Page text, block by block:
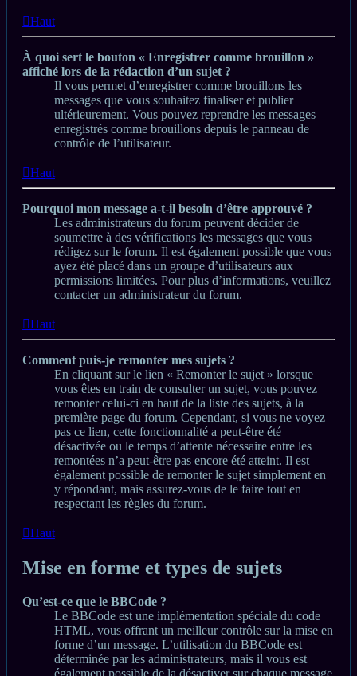
Haut
À quoi sert le bouton « Enregistrer comme brouillon »
affiché lors de la rédaction d’un sujet ?
Il vous permet d’enregistrer comme brouillons les
messages que vous souhaitez finaliser et publier
ultérieurement. Vous pouvez reprendre les messages
enregistrés comme brouillons depuis le panneau de
contrôle de l’utilisateur.
Haut
Pourquoi mon message a-t-il besoin d’être approuvé ?
Les administrateurs du forum peuvent décider de
soumettre à des vérifications les messages que vous
rédigez sur le forum. Il est également possible que vous
ayez été placé dans un groupe d’utilisateurs aux
permissions limitées. Pour plus d’informations, veuillez
contacter un administrateur du forum.
Haut
Comment puis-je remonter mes sujets ?
En cliquant sur le lien « Remonter le sujet » lorsque
vous êtes en train de consulter un sujet, vous pouvez
remonter celui-ci en haut de la liste des sujets, à la
première page du forum. Cependant, si vous ne voyez
pas ce lien, cette fonctionnalité a peut-être été
désactivée ou le temps d’attente nécessaire entre les
remontées n’a peut-être pas encore été atteint. Il est
également possible de remonter le sujet simplement en
y répondant, mais assurez-vous de le faire tout en
respectant les règles du forum.
Haut
Mise en forme et types de sujets
Qu’est-ce que le BBCode ?
Le BBCode est une implémentation spéciale du code
HTML, vous offrant un meilleur contrôle sur la mise en
forme d’un message. L’utilisation du BBCode est
déterminée par les administrateurs, mais il vous est
également possible de la désactiver sur chaque message